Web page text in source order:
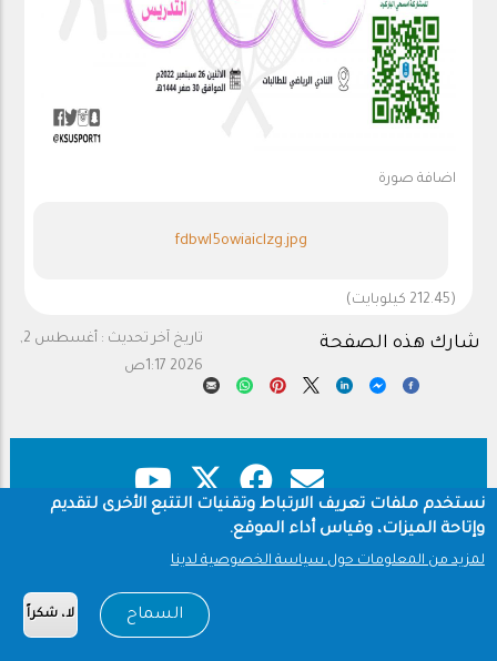
اضافة صورة
fdbwl5owiaiclzg.jpg
(212.45 كيلوبايت)
تاريخ آخر تحديث :
أغسطس 2,
2026 1:17ص
شارك هذه الصفحة
Footer
نستخدم ملفات تعريف الارتباط وتقنيات التتبع الأخرى لتقديم
وإتاحة الميزات، وقياس أداء الموقع.
لمزيد من المعلومات حول سياسة الخصوصية لدينا
السماح لا، شكراً